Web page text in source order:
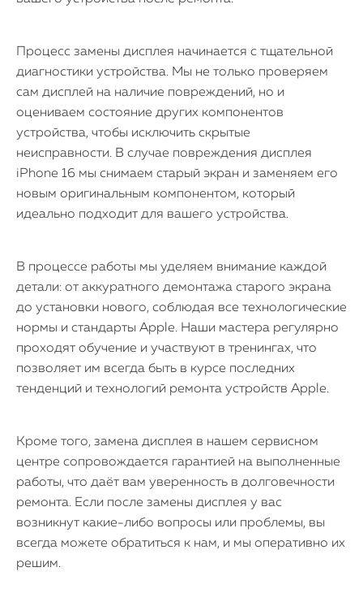
Процесс замены дисплея начинается с тщательной
диагностики устройства. Мы не только проверяем
сам дисплей на наличие повреждений, но и
оцениваем состояние других компонентов
устройства, чтобы исключить скрытые
неисправности. В случае повреждения дисплея
iPhone 16 мы снимаем старый экран и заменяем его
новым оригинальным компонентом, который
идеально подходит для вашего устройства.
В процессе работы мы уделяем внимание каждой
детали: от аккуратного демонтажа старого экрана
до установки нового, соблюдая все технологические
нормы и стандарты Apple. Наши мастера регулярно
проходят обучение и участвуют в тренингах, что
позволяет им всегда быть в курсе последних
тенденций и технологий ремонта устройств Apple.
Кроме того, замена дисплея в нашем сервисном
центре сопровождается гарантией на выполненные
работы, что даёт вам уверенность в долговечности
ремонта. Если после замены дисплея у вас
возникнут какие-либо вопросы или проблемы, вы
всегда можете обратиться к нам, и мы оперативно их
решим.